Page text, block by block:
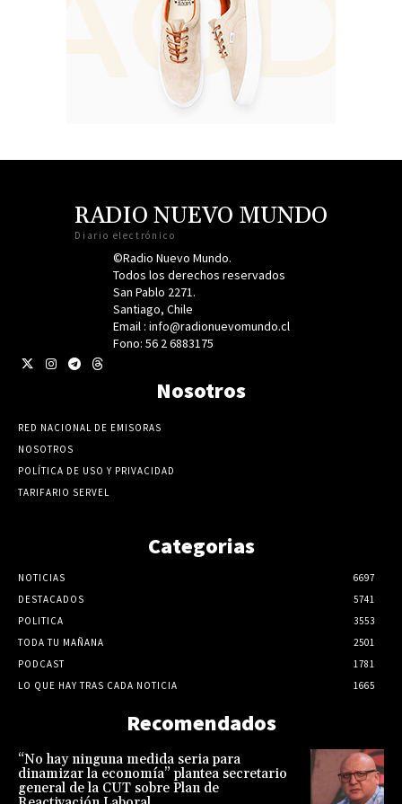
RADIO NUEVO MUNDO
Diario electrónico
©Radio Nuevo Mundo.
Todos los derechos reservados
San Pablo 2271.
Santiago, Chile
Email : info@radionuevomundo.cl
Fono: 56 2 6883175
Nosotros
RED NACIONAL DE EMISORAS
NOSOTROS
POLÍTICA DE USO Y PRIVACIDAD
TARIFARIO SERVEL
Categorias
NOTICIAS
6697
DESTACADOS
5741
POLITICA
3553
TODA TU MAÑANA
2501
PODCAST
1781
LO QUE HAY TRAS CADA NOTICIA
1665
Recomendados
“No hay ninguna medida seria para
dinamizar la economía” plantea secretario
general de la CUT sobre Plan de